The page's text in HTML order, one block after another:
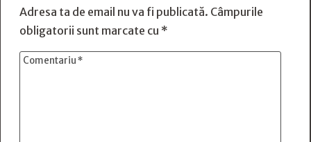
Adresa ta de email nu va fi publicată. Câmpurile
obligatorii sunt marcate cu *